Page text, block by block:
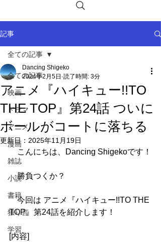
記事
全ての記事
映画
ドラマ
アニメ
漫画
雑誌
小説
書籍
独り言
学習
全ての記事
アニメ『ハイキュー!!TO
THE TOP』第24話 ついに
ボールがコートに落ちる
Dancing Shigeko
2024年2月5日 読了時間: 3分
更新日： 2025年11月19日
こんにちは、Dancing Shigekoです！
勝負つくか？
今回は アニメ『ハイキュー!!TO THE
TOP』第24話を紹介します！
[内容]